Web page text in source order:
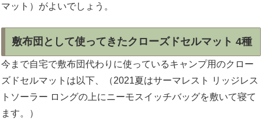
マット）がよいでしょう。
敷布団として使ってきたクローズドセルマット 4種
今まで自宅で敷布団代わりに使っているキャンプ用のクロー
ズドセルマットは以下、（2021夏はサーマレスト リッジレス
トソーラー ロングの上にニーモスイッチバッグを敷いて寝て
ます。）